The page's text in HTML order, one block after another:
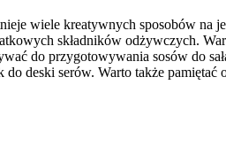
wiele kreatywnych sposobów na
składników odżywczych.
do przygotowywania sosów do
deski serów. Warto także pamiętać